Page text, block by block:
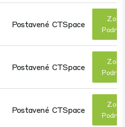
Postavené CTSpace
Postavené CTSpace
Postavené CTSpace